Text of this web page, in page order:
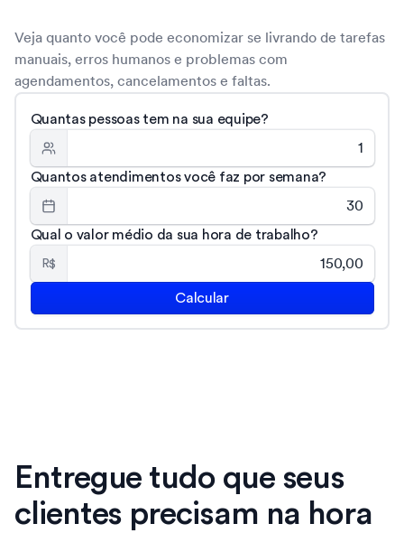
Veja quanto você pode economizar se livrando de tarefas
manuais, erros humanos e problemas com
agendamentos, cancelamentos e faltas.
Quantas pessoas tem na sua equipe?
Quantos atendimentos você faz por semana?
Qual o valor médio da sua hora de trabalho?
R$
Calcular
Entregue tudo que seus
clientes precisam na hora